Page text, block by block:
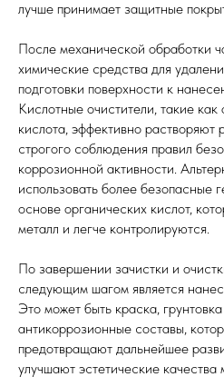
лучше принимает защитные
После механической обработки
химические средства для
подготовки поверхности к
Кислотные очистители, такие
кислота, эффективно растворяют
строгого соблюдения правил
коррозионной активности.
использовать более безопасные
основе органических кислот,
металл и легче контролируются.
По завершении зачистки и
следующим шагом является
Это может быть краска,
антикоррозионные составы,
предотвращают дальнейшее
улучшают эстетические